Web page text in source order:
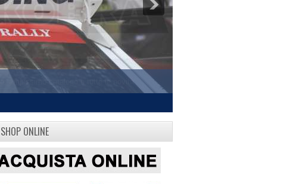
SHOP ONLINE